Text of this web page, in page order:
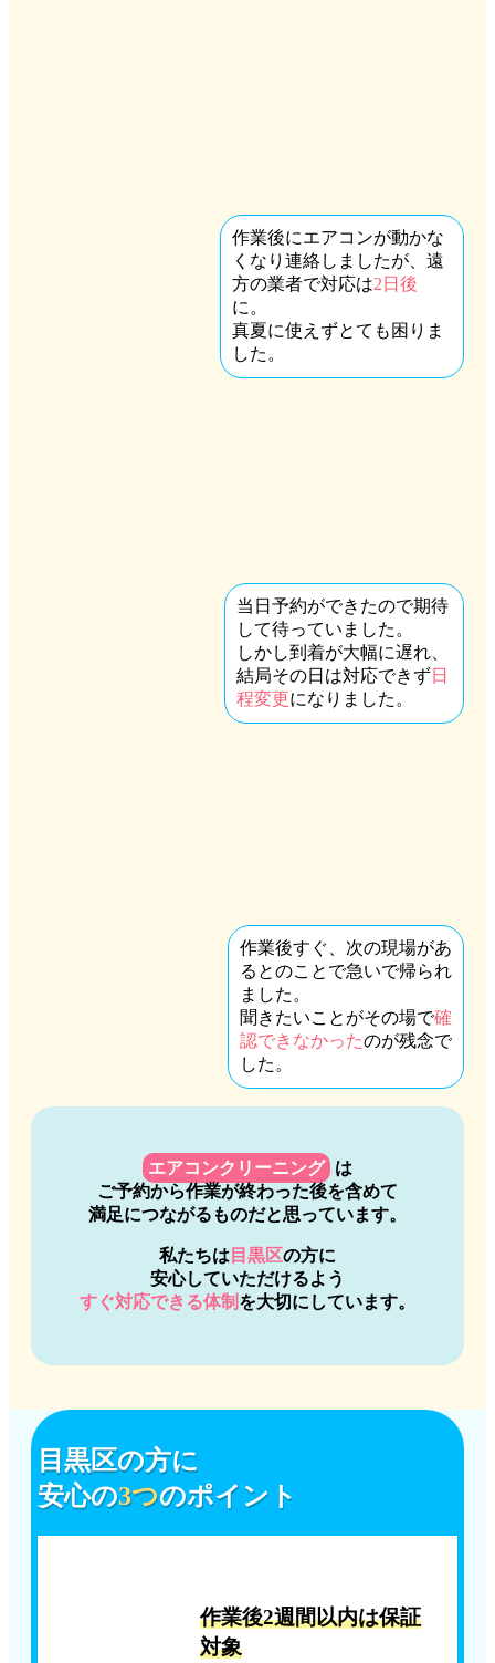
作業後にエアコンが動かな
くなり連絡しましたが、遠
方の業者で対応は2日後
に。
真夏に使えずとても困りま
した。
当日予約ができたので期待
して待っていました。
しかし到着が大幅に遅れ、
結局その日は対応できず日
程変更になりました。
作業後すぐ、次の現場があ
るとのことで急いで帰られ
ました。
聞きたいことがその場で確
認できなかったのが残念で
した。
エアコンクリーニング は
ご予約から作業が終わった後を含めて
満足につながるものだと思っています。
私たちは 目黒区の方に
安心していただけるよう
すぐ対応できる体制 を大切にしています。
目黒区の方に
安心の3つのポイント
作業後2週間以内は保証
対象